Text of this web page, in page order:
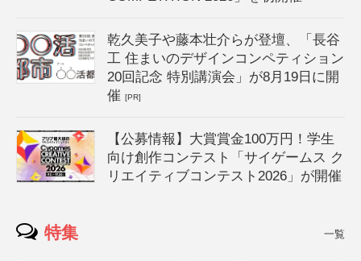
乾久美子や藤本壮介らが登壇、「長谷
工 住まいのデザインコンペティション
20回記念 特別講演会」が8月19日に開
催[PR]
【公募情報】大賞賞金100万円！学生
向け創作コンテスト「サイゲームス ク
リエイティブコンテスト2026」が開催
特集 一覧